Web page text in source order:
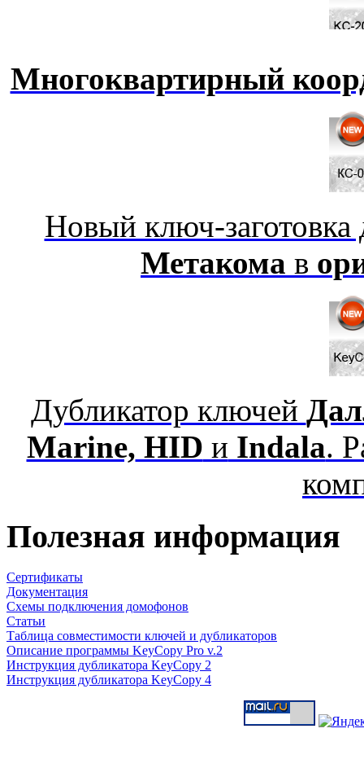
Многоквартирный
Новый ключ-
Метакома в
Дубликатор ключей
Marine, HID и Indala.
Полезная информация
Сертификаты
Документация
Схемы подключения домофонов
Статьи
Таблица совместимости ключей и дубликаторов
Описание программы KeyCopy Pro v.2
Инструкция дубликатора KeyCopy 2
Инструкция дубликатора KeyCopy 4